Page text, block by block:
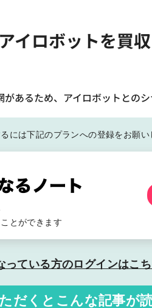
イロボットを買
あるため、アイロボットとのシ
には下記のプランへの登録をお願い
とができます
っている方のログインはこ
だくと こんな記事が